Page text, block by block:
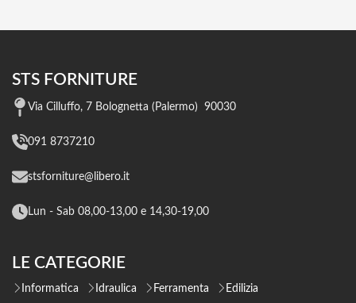
STS FORNITURE
Via Cilluffo, 7 Bolognetta (Palermo) 90030
091 8737210
stsforniture@libero.it
Lun - Sab 08,00-13,00 e 14,30-19,00
LE CATEGORIE
Informatica Idraulica Ferramenta
Edilizia